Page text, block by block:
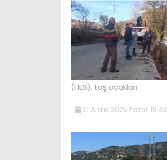
(HES), taş ocakları
21 Aralık 2025 Pazar 19:43